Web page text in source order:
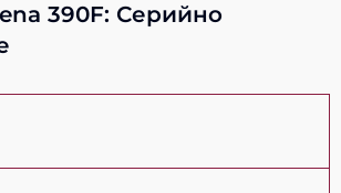
390F: Серийно